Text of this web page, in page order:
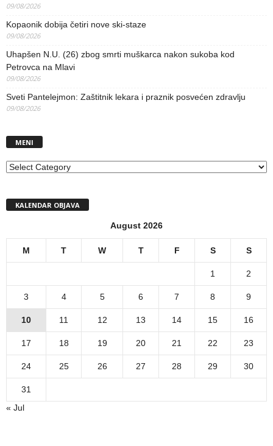
09/08/2026
Kopaonik dobija četiri nove ski-staze
09/08/2026
Uhapšen N.U. (26) zbog smrti muškarca nakon sukoba kod
Petrovca na Mlavi
09/08/2026
Sveti Pantelejmon: Zaštitnik lekara i praznik posvećen zdravlju
09/08/2026
MENI
MENI
KALENDAR OBJAVA
August 2026
M T W T F S S
1 2
3 4 5 6 7 8 9
10 11 12 13 14 15 16
17 18 19 20 21 22 23
24 25 26 27 28 29 30
31
« Jul